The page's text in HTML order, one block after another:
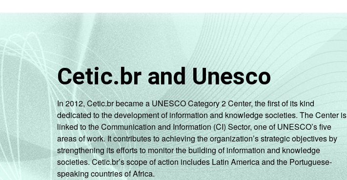
Cetic.br and Unesco
In 2012, Cetic.br became a UNESCO Category 2 Center, the first of its kind
dedicated to the development of information and knowledge societies. The Center is
linked to the Communication and Information (CI) Sector, one of UNESCO’s five
areas of work. It contributes to achieving the organization’s strategic objectives by
strengthening its efforts to monitor the building of information and knowledge
societies. Cetic.br’s scope of action includes Latin America and the Portuguese-
speaking countries of Africa.